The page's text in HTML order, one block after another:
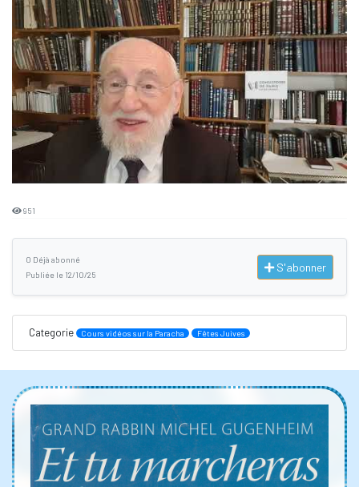
951
0 Déjà abonné
Publiée le 12/10/25
S'abonner
Categorie Cours vidéos sur la Paracha Fêtes Juives